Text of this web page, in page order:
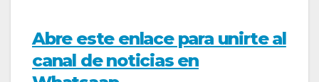
Abre este enlace para unirte al
canal de noticias en